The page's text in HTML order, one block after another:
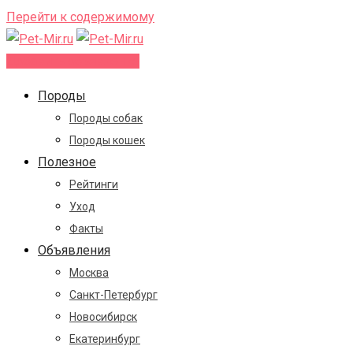
Перейти к содержимому
Породы
Породы собак
Породы кошек
Полезное
Рейтинги
Уход
Факты
Объявления
Москва
Санкт-Петербург
Новосибирск
Екатеринбург